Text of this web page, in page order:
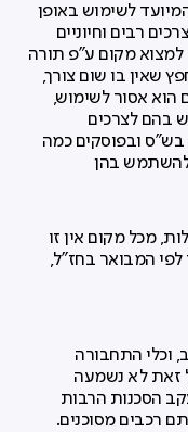
לשימוש באופן
רבים וחיוניים
למצוא מקום ע"פ תורה
שאין בו שום צורך,
הוא אסור לשימוש,
בהם לצרכים
בש"ס ובפוסקים כמה
בהן
מכל מקום אין זו
המבואר בחז"ל,
וכלי התחבורה
זאת לא נשמעה
הסכנות הרבות
רכבים מסוכנים.